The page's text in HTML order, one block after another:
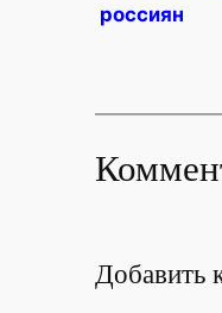
россиян
Добавить